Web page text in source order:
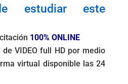
estudiar este
100% ONLINE
VIDEO full HD por medio
virtual disponible las 24